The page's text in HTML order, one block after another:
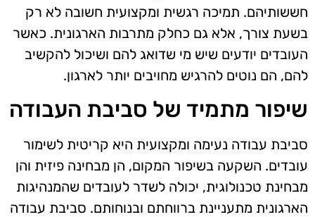
חששותיהם. תמיכה רגשית ומקצועית חשובה לא רק
בשעת צורך, אלא גם כחלק מתרבות הארגונית. כאשר
העובדים יודעים שיש מי שדואג להם ושיכול להקשיב
להם, הם נוטים להרגיש מחויבים יותר לארגון.
שיפור מתמיד של סביבת העבודה
סביבת עבודה נעימה ומקצועית היא קריטית לשימור
עובדים. השקעה בשיפור המקום, הן מבחינה פיזית והן
מבחינת טכנולוגית, יכולה לשדר לעובדים שהמנהיגות
הארגונית מתעניינת ברווחתם ובנוחותם. סביבת עבודה